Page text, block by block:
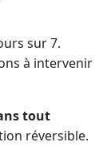
sur 7.
à intervenir
tout
réversible.